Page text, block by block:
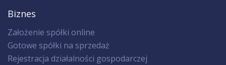
Biznes
Założenie spółki online
Gotowe spółki na sprzedaż
Rejestracja działalności gospodarczej